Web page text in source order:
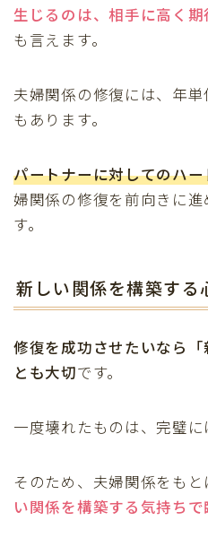
生じるのは、相手に高く
も言えます。
夫婦関係の修復には、年
もあります。
パートナーに対してのハ
婦関係の修復を前向きに
す。
新しい関係を構築する
修復を成功させたいなら
とも大切です。
一度壊れたものは、完璧に
そのため、夫婦関係をもと
い関係を構築する気持ち